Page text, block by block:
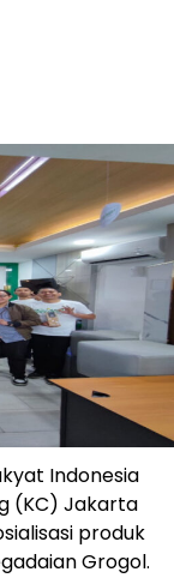
Indonesia
(KC) Jakarta
produk
Grogol.